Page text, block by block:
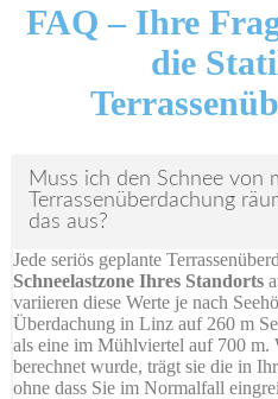
FAQ –Ihre
die
Muss ich den Schnee von
Terrassenüberdachung
das aus?
Jede seriös geplante
Schneelastzone Ihres Standorts
variieren diese Werte je nach
Überdachung in Linz auf 260 m
als eine im Mühlviertel auf 700
berechnet wurde, trägt sie die in
ohne dass Sie im Normalfall